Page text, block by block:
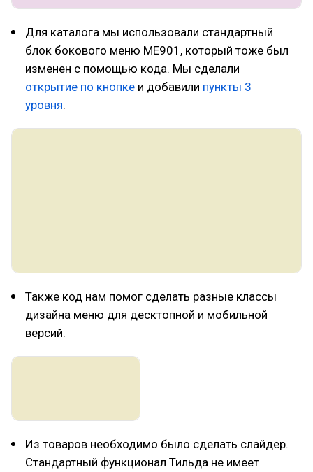
Для каталога мы использовали стандартный
блок бокового меню ME901, который тоже был
изменен с помощью кода. Мы сделали
открытие по кнопке и добавили пункты 3
уровня.
Также код нам помог сделать разные классы
дизайна меню для десктопной и мобильной
версий.
Из товаров необходимо было сделать слайдер.
Стандартный функционал Тильда не имеет